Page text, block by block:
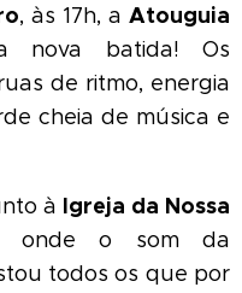
, às 17h, a Atouguia
nova batida! Os
de ritmo, energia
cheia de música e
à Igreja da Nossa
onde o som da
todos os que por